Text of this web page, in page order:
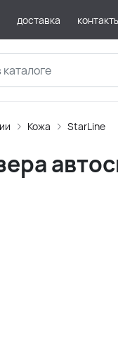
доставка
Кожа StarLine